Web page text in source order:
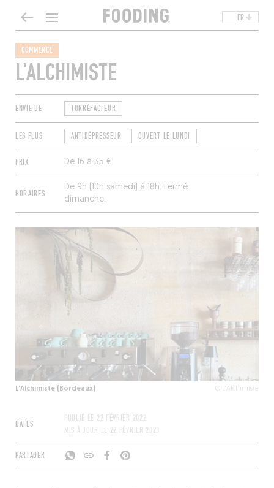
FR
COMMERCE
L'ALCHIMISTE
ENVIE DE TORRÉFACTEUR
LES PLUS ANTIDÉPRESSEUR OUVERT LE LUNDI
PRIX De 16 à 35 €
HORAIRES
De 9h (10h samedi) à 18h. Fermé
dimanche.
L'Alchimiste (Bordeaux) © L'Alchimiste
DATES
PUBLIÉ LE 22 FÉVRIER 2022
MIS À JOUR LE 22 FÉVRIER 2023
PARTAGER